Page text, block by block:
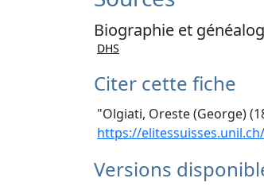
Biographie et
DHS
Citer cette fiche
"Olgiati, Oreste (George)
https://
Versions